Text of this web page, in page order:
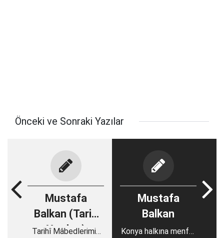
Önceki ve Sonraki Yazılar
Mustafa
Balkan (Tarih
Yazıları)
Tarihî Mâbedlerimiz
Mustafa
Balkan
Konya halkına menfur